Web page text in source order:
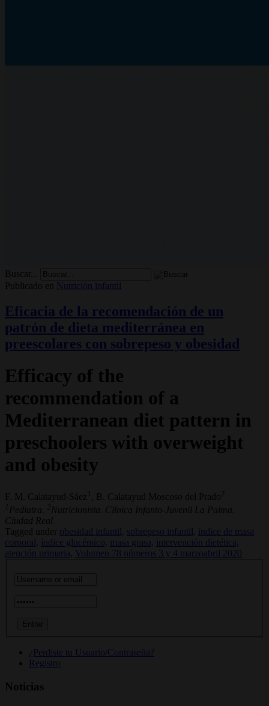
Buscar...
Publicado en
Nutrición infantil
Eficacia de la recomendación de un
patrón de dieta mediterránea en
preescolares con sobrepeso y obesidad
Efficacy of the
recommendation of a
Mediterranean diet pattern in
preschoolers with overweight
and obesity
F. M. Calatayud-Sáez 1 , B. Calatayud Moscoso del Prado
1 Pediatra. 2 Nutricionista. Clínica Infanto-Juvenil La Palma.
Ciudad Real
Tagged under
obesidad infantil, sobrepeso infantil,
índice de masa
corporal,
índice glucémico, masa grasa,
intervención dietética,
atención primaria,
Volumen 78 números 3 y 4 marzoabril 2020
¿Perdiste tu Usuario/Contraseña?
Registro
Noticias